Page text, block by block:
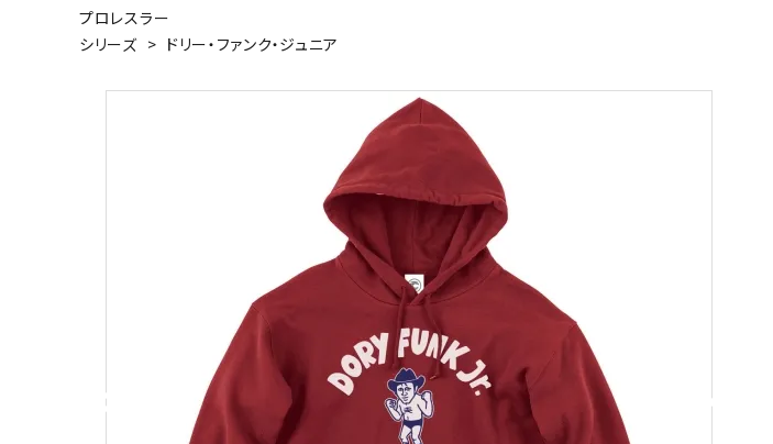
キャンベル料理長
プロレスラー
シリーズ > ドリー・ファンク・ジュニア